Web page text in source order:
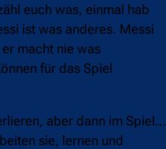
euch was, einmal hab
ist was anderes. Messi
macht nie was
für das Spiel
aber dann im Spiel…
sie, lernen und